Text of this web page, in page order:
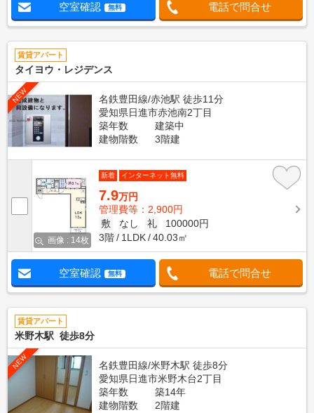
空室確認 無料 電話で問合せ
賃貸アパート
タイヨウ・レジデンス
NEW
名鉄豊田線/赤池駅 徒歩11分
愛知県日進市赤池南2丁目
築年数
建築中
建物階数
3階建
画像 : 14枚
新着 インターネット無料
7.9万円
管理費等：2,900円
敷
なし 礼
100000円
3階
1LDK 40.03㎡
空室確認 無料 電話で問合せ
賃貸アパート
米野木駅 徒歩8分
NEW
名鉄豊田線/米野木駅 徒歩8分
愛知県日進市米野木台2丁目
築年数
築14年
建物階数
2階建